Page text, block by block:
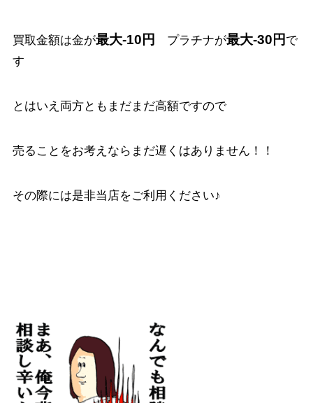
買取金額は金が最大-10円 プラチナが最大-30円 で
す
とはいえ両方ともまだまだ高額ですので
売ることをお考えならまだ遅くはありません！！
その際には是非当店をご利用ください♪